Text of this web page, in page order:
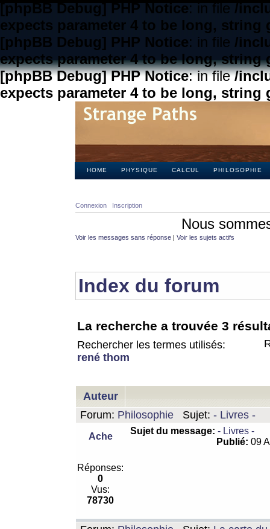
[phpBB Debug] PHP Notice: in file/
expects parameter 4 to be long, string
[phpBB Debug] PHP Notice: in file /
expects parameter 4 to be long, string
[phpBB Debug] PHP Notice: in file/
expects parameter 4 to be long, string
HOME PHYSIQUE CALCUL PHILOSOPHIE
Connexion Inscription
Nous
Voir les messages sans réponse | Voir les sujets actifs
Index du forum
La recherche a trouvée 3
Rechercher les termes utilisés:
rené thom
Auteur
Forum: Philosophie Sujet: - Livres -
Ache
Sujet du message: - Livres -
Publié: 09
Réponses:
0
Vus:
78730